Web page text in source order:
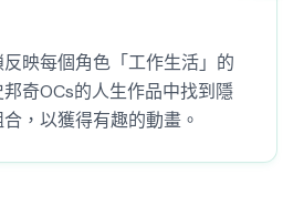
映每個角色「工作生活」的
奇OCs的人生作品中找到隱
，以獲得有趣的動畫。